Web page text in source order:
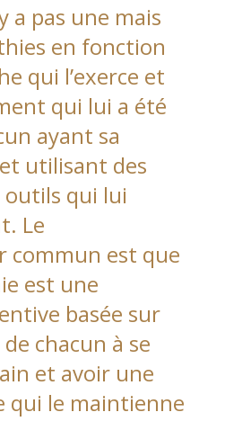
a pas une mais
en fonction
qui l’exerce et
qui lui a été
ayant sa
utilisant des
qui lui
Le
commun est que
est une
basée sur
chacun à se
et avoir une
qui le maintienne